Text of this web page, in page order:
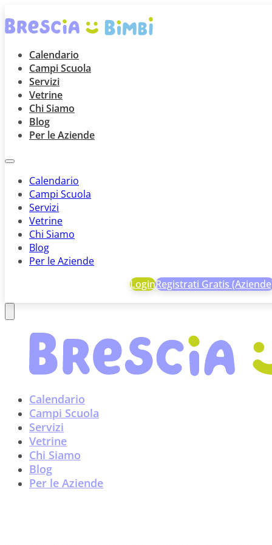
Calendario
Campi Scuola
Servizi
Vetrine
Chi Siamo
Blog
Per le Aziende
Calendario
Campi Scuola
Servizi
Vetrine
Chi Siamo
Blog
Per le Aziende
LoginRegistrati Gratis
Calendario
Campi Scuola
Servizi
Vetrine
Chi Siamo
Blog
Per le Aziende